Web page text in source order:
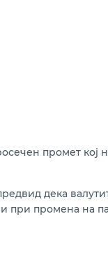
промет кој
дека
при промена на